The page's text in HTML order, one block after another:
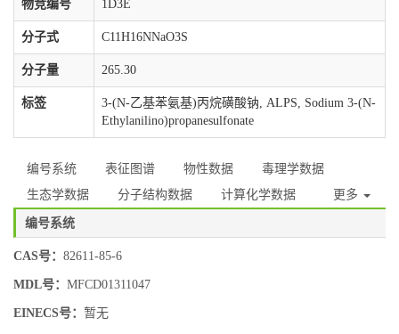
物竞编号 1D3E
分子式 C11H16NNaO3S
分子量 265.30
标签
3-(N-乙基苯氨基)丙烷磺酸钠, ALPS, Sodium 3-(N-
Ethylanilino)propanesulfonate
编号系统 表征图谱 物性数据
毒理学数据
生态学数据
分子结构数据 计算化学数据 更多
编号系统
CAS号： 82611-85-6
MDL号： MFCD01311047
EINECS号： 暂无